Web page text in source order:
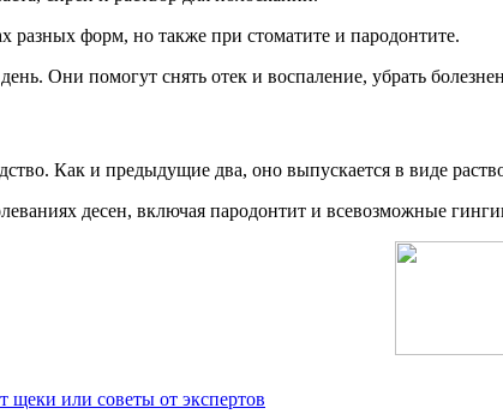
разных форм, но также при стоматите и пародонтите.
Они помогут снять отек и воспаление, убрать
Как и предыдущие два, оно выпускается в виде
десен, включая пародонтит и всевозможные
щеки или советы от экспертов